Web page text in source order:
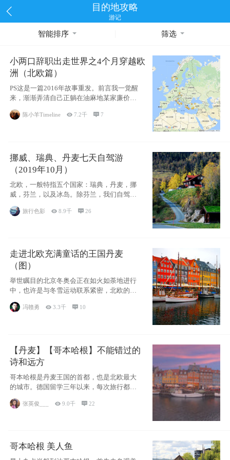
目的地攻略
游记
智能排序 筛选
小两口辞职出走世界之4个月穿越欧
洲（北欧篇）
PS这是一篇2016年故事重发。前言我一觉醒
来，渐渐弄清自己正躺在油麻地某家廉价宾
馆
陈小羊Timeline 7.2千 7
挪威、瑞典、丹麦七天自驾游
（2019年10月）
北欧，一般特指五个国家：瑞典，丹麦，挪
威，芬兰，以及冰岛。除芬兰，我们自驾游
旅行色影 8.9千 26
走进北欧充满童话的王国丹麦
（图）
举世瞩目的北京冬奥会正在如火如荼地进行
中，也许是与冬雪运动联系紧密，北欧的一
些国家因
冯赣勇 3.3千  10
【丹麦】【哥本哈根】不能错过的
诗和远方
哥本哈根是丹麦王国的首都，也是北欧最大
的城市。德国留学三年以来，每次旅行都是
张英俊___ 9.0千 22
哥本哈根 美人鱼